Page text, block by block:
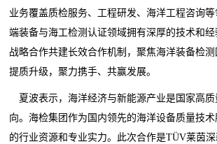
业务覆盖质检服务、工程研发、海洋工程咨询
端装备与海工检测认证领域拥有深厚的技术和
战略合作共建长效合作机制，聚焦海洋装备检
提质升级，聚力携手、共赢发展。
夏波表示，海洋经济与新能源产业是国家高
向。海检集团作为国内领先的海洋设备质量技
的行业资源和专业实力。此次合作是TÜV莱茵